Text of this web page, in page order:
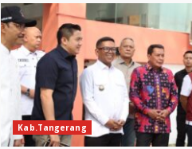
Kab.Tangerang